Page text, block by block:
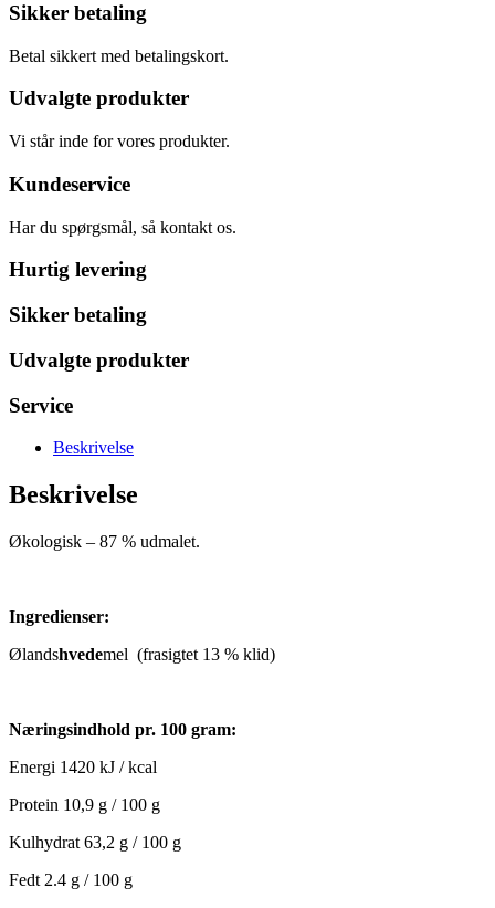
Sikker betaling
Betal sikkert med betalingskort.
Udvalgte produkter
Vi står inde for vores produkter.
Kundeservice
Har du spørgsmål, så kontakt os.
Hurtig levering
Sikker betaling
Udvalgte produkter
Service
Beskrivelse
Beskrivelse
Økologisk – 87 % udmalet.
Ingredienser:
Ølandshvedemel (frasigtet 13 % klid)
Næringsindhold pr. 100 gram:
Energi 1420 kJ / kcal
Protein 10,9 g / 100 g
Kulhydrat 63,2 g / 100 g
Fedt 2.4 g / 100 g